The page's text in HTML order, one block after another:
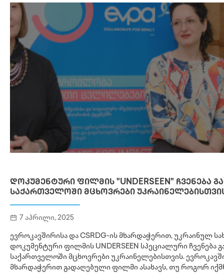
ᲓᲝᲙᲣᲛᲔᲜᲢᲣᲠᲘ ᲤᲘᲚᲛᲘᲡ "UNDERSEEN" ᲩᲕᲔᲜᲔᲑᲐ
ᲡᲐᲥᲐᲠᲗᲕᲔᲚᲝᲨᲘ ᲛᲪᲮᲝᲕᲠᲔᲑᲘ
7 აპრილი, 2025
ევროკავშირისა და CSRDG-ის მხარდაჭერით, უკრაინულ
დოკუმენტური ფილმის UNDERSEEN სპეციალური ჩვენება
საქართველოში მცხოვრები უკრაინელებისთვის.
მხარდაჭერით გადაღებული ფილმი ასახავს, თუ როგორ